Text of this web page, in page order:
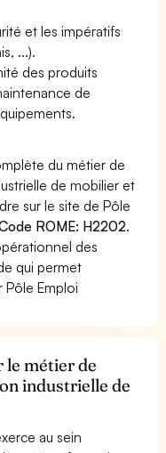
et les impératifs
...).
des produits
de
du métier de
de mobilier et
sur le site de Pôle
ROME: H2202.
des
qui permet
Emploi
le métier de
industrielle de
au sein